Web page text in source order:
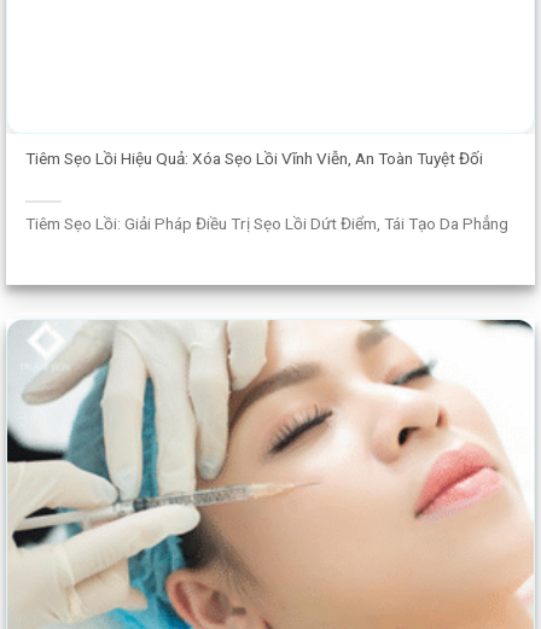
Tiêm Sẹo Lồi Hiệu Quả: Xóa Sẹo Lồi Vĩnh Viễn, An Toàn Tuyệt Đối
Tiêm Sẹo Lồi: Giải Pháp Điều Trị Sẹo Lồi Dứt Điểm, Tái Tạo Da Phẳng